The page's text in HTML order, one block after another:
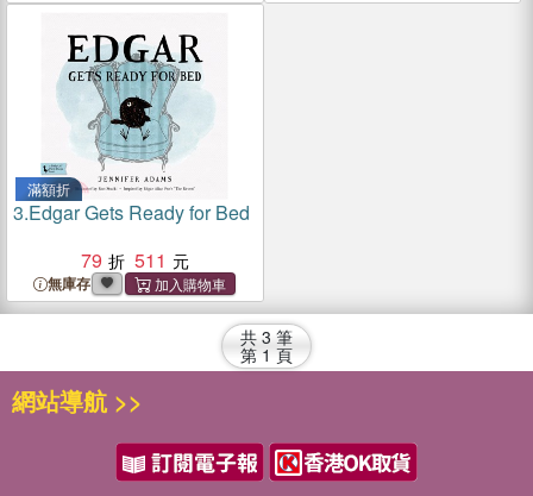
滿額折
3.Edgar Gets Ready for Bed
79
511
無庫存
共 3 筆
第 1 頁
網站導航 >>